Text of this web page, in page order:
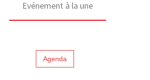
Evénement à la une
Agenda